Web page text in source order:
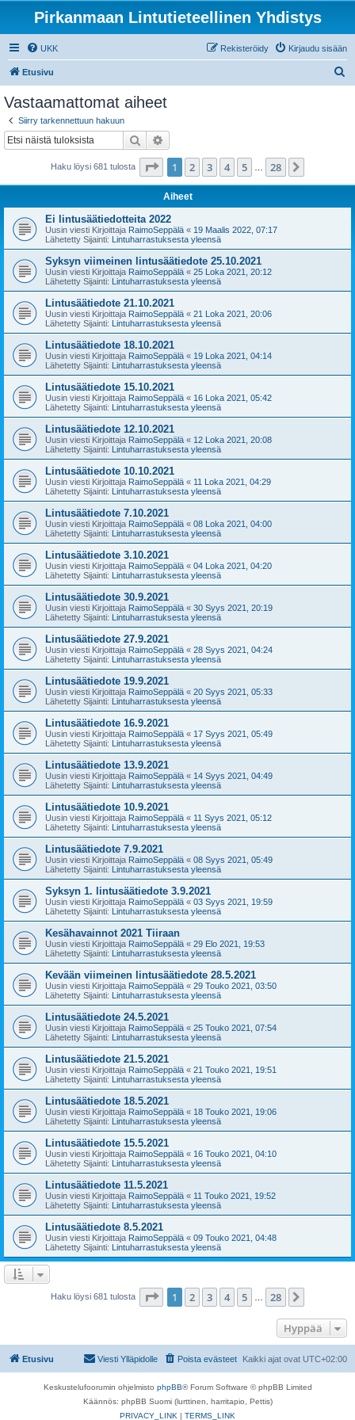
Pirkanmaan Lintutieteellinen Yhdistys
UKK Kirjaudu sisään
Rekisteröidy
Etusivu
Vastaamattomat aiheet
Siirry tarkennettuun hakuun
Etsi
Haku löysi 681 tulosta Sivu /28
1 2 3 4 5 28
Aiheet
Ei lintusäätiedotteita 2022
Uusin viesti Kirjoittaja RaimoSeppälä « 19 Maalis 2022, 07:17
Lähetetty Sijainti: Lintuharrastuksesta yleensä
Syksyn viimeinen lintusäätiedote 25.10.2021
Uusin viesti Kirjoittaja RaimoSeppälä « 25 Loka 2021, 20:12
Lähetetty Sijainti: Lintuharrastuksesta yleensä
Lintusäätiedote 21.10.2021
Uusin viesti Kirjoittaja RaimoSeppälä « 21 Loka 2021, 20:06
Lähetetty Sijainti: Lintuharrastuksesta yleensä
Lintusäätiedote 18.10.2021
Uusin viesti Kirjoittaja RaimoSeppälä « 19 Loka 2021, 04:14
Lähetetty Sijainti: Lintuharrastuksesta yleensä
Lintusäätiedote 15.10.2021
Uusin viesti Kirjoittaja RaimoSeppälä « 16 Loka 2021, 05:42
Lähetetty Sijainti: Lintuharrastuksesta yleensä
Lintusäätiedote 12.10.2021
Uusin viesti Kirjoittaja RaimoSeppälä « 12 Loka 2021, 20:08
Lähetetty Sijainti: Lintuharrastuksesta yleensä
Lintusäätiedote 10.10.2021
Uusin viesti Kirjoittaja RaimoSeppälä « 11 Loka 2021, 04:29
Lähetetty Sijainti: Lintuharrastuksesta yleensä
Lintusäätiedote 7.10.2021
Uusin viesti Kirjoittaja RaimoSeppälä « 08 Loka 2021, 04:00
Lähetetty Sijainti: Lintuharrastuksesta yleensä
Lintusäätiedote 3.10.2021
Uusin viesti Kirjoittaja RaimoSeppälä « 04 Loka 2021, 04:20
Lähetetty Sijainti: Lintuharrastuksesta yleensä
Lintusäätiedote 30.9.2021
Uusin viesti Kirjoittaja RaimoSeppälä « 30 Syys 2021, 20:19
Lähetetty Sijainti: Lintuharrastuksesta yleensä
Lintusäätiedote 27.9.2021
Uusin viesti Kirjoittaja RaimoSeppälä « 28 Syys 2021, 04:24
Lähetetty Sijainti: Lintuharrastuksesta yleensä
Lintusäätiedote 19.9.2021
Uusin viesti Kirjoittaja RaimoSeppälä « 20 Syys 2021, 05:33
Lähetetty Sijainti: Lintuharrastuksesta yleensä
Lintusäätiedote 16.9.2021
Uusin viesti Kirjoittaja RaimoSeppälä « 17 Syys 2021, 05:49
Lähetetty Sijainti: Lintuharrastuksesta yleensä
Lintusäätiedote 13.9.2021
Uusin viesti Kirjoittaja RaimoSeppälä « 14 Syys 2021, 04:49
Lähetetty Sijainti: Lintuharrastuksesta yleensä
Lintusäätiedote 10.9.2021
Uusin viesti Kirjoittaja RaimoSeppälä « 11 Syys 2021, 05:12
Lähetetty Sijainti: Lintuharrastuksesta yleensä
Lintusäätiedote 7.9.2021
Uusin viesti Kirjoittaja RaimoSeppälä « 08 Syys 2021, 05:49
Lähetetty Sijainti: Lintuharrastuksesta yleensä
Syksyn 1. lintusäätiedote 3.9.2021
Uusin viesti Kirjoittaja RaimoSeppälä « 03 Syys 2021, 19:59
Lähetetty Sijainti: Lintuharrastuksesta yleensä
Kesähavainnot 2021 Tiiraan
Uusin viesti Kirjoittaja RaimoSeppälä « 29 Elo 2021, 19:53
Lähetetty Sijainti: Lintuharrastuksesta yleensä
Kevään viimeinen lintusäätiedote 28.5.2021
Uusin viesti Kirjoittaja RaimoSeppälä « 29 Touko 2021, 03:50
Lähetetty Sijainti: Lintuharrastuksesta yleensä
Lintusäätiedote 24.5.2021
Uusin viesti Kirjoittaja RaimoSeppälä « 25 Touko 2021, 07:54
Lähetetty Sijainti: Lintuharrastuksesta yleensä
Lintusäätiedote 21.5.2021
Uusin viesti Kirjoittaja RaimoSeppälä « 21 Touko 2021, 19:51
Lähetetty Sijainti: Lintuharrastuksesta yleensä
Lintusäätiedote 18.5.2021
Uusin viesti Kirjoittaja RaimoSeppälä « 18 Touko 2021, 19:06
Lähetetty Sijainti: Lintuharrastuksesta yleensä
Lintusäätiedote 15.5.2021
Uusin viesti Kirjoittaja RaimoSeppälä « 16 Touko 2021, 04:10
Lähetetty Sijainti: Lintuharrastuksesta yleensä
Lintusäätiedote 11.5.2021
Uusin viesti Kirjoittaja RaimoSeppälä « 11 Touko 2021, 19:52
Lähetetty Sijainti: Lintuharrastuksesta yleensä
Lintusäätiedote 8.5.2021
Uusin viesti Kirjoittaja RaimoSeppälä « 09 Touko 2021, 04:48
Lähetetty Sijainti: Lintuharrastuksesta yleensä
Haku löysi 681 tulosta Sivu /28
1 2 3 4 5 28
Hyppää
Etusivu Kaikki ajat ovat UTC+02:00
Poista evästeet
Viesti Ylläpidolle
Keskustelufoorumin ohjelmisto phpBB® Forum Software © phpBB Limited
Käännös: phpBB Suomi (lurttinen, harritapio, Pettis)
PRIVACY_LINK | TERMS_LINK